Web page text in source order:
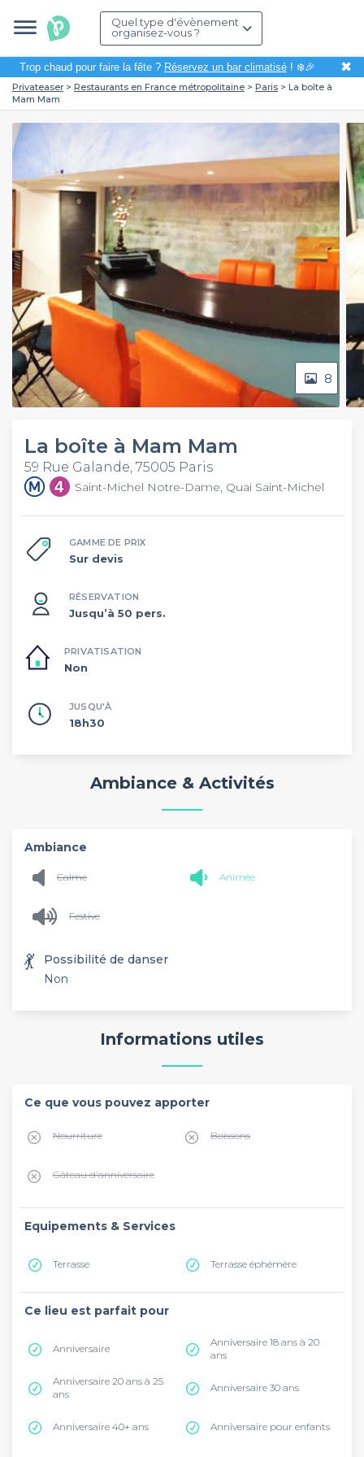
Quel type d'évènement
organisez-vous ?
Trop chaud pour faire la fête ? Réservez un bar climatisé! ❄️🎉 ✖
Privateaser Restaurants en France métropolitaine Paris
La boîte à
Mam Mam
8
La boîte à Mam Mam
59 Rue Galande, 75005 Paris
Saint-Michel Notre-Dame, Quai Saint-Michel
GAMME DE PRIX
Sur devis
RÉSERVATION
Jusqu’à 50 pers.
PRIVATISATION
Non
JUSQU'À
18h30
Ambiance & Activités
Ambiance
Calme Animée
Festive
💃
Possibilité de danser
Non
Informations utiles
Ce que vous pouvez apporter
Nourriture Boissons
Gâteau d'anniversaire
Equipements & Services
Terrasse Terrasse éphémère
Ce lieu est parfait pour
Anniversaire
Anniversaire 18 ans à 20
ans
Anniversaire 20 ans à 25
ans
Anniversaire 30 ans
Anniversaire 40+ ans Anniversaire pour enfants